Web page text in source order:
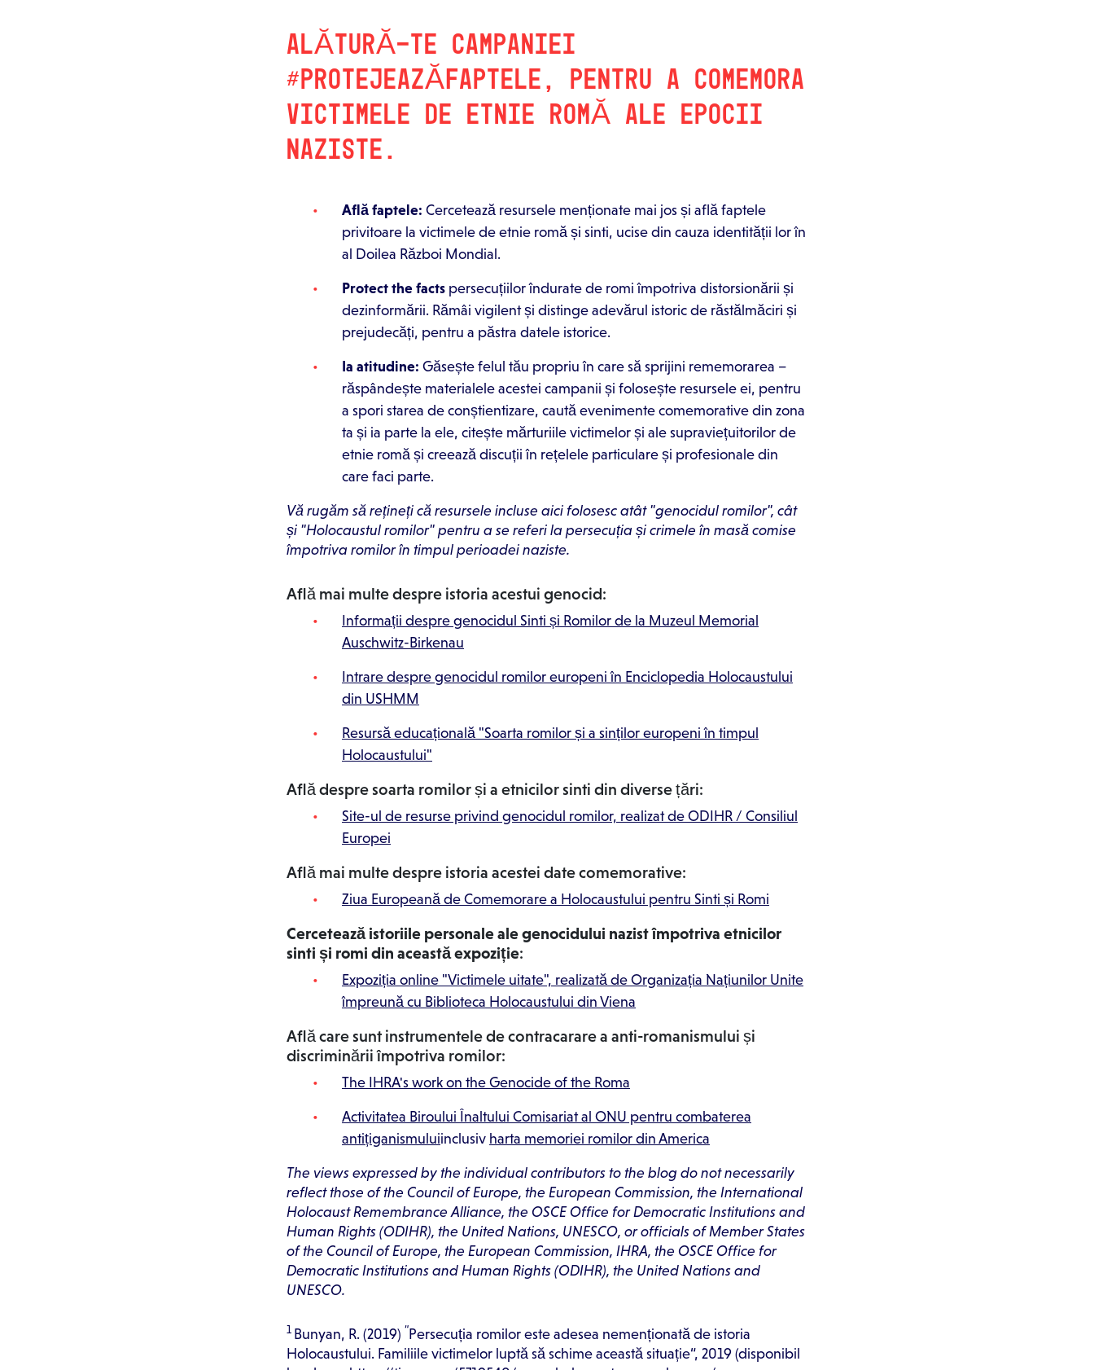
ALĂTURĂ-TE CAMPANIEI
#PROTEJEAZĂFAPTELE, PENTRU A COMEMORA
VICTIMELE DE ETNIE ROMĂ ALE EPOCII
NAZISTE.
Află faptele: Cercetează resursele menționate mai jos și află faptele
privitoare la victimele de etnie romă și sinti, ucise din cauza identității lor în
al Doilea Război Mondial.
Protect the facts persecuțiilor îndurate de romi împotriva distorsionării și
dezinformării. Rămâi vigilent și distinge adevărul istoric de răstălmăciri și
prejudecăți, pentru a păstra datele istorice.
Ia atitudine: Găsește felul tău propriu în care să sprijini rememorarea –
răspândește materialele acestei campanii și folosește resursele ei, pentru
a spori starea de conștientizare, caută evenimente comemorative din zona
ta și ia parte la ele, citește mărturiile victimelor și ale supraviețuitorilor de
etnie romă și creează discuții în rețelele particulare și profesionale din
care faci parte.
Vă rugăm să rețineți că resursele incluse aici folosesc atât "genocidul romilor", cât
și "Holocaustul romilor" pentru a se referi la persecuția și crimele în masă comise
împotriva romilor în timpul perioadei naziste.
Află mai multe despre istoria acestui genocid:
Informații despre genocidul Sinti și Romilor de la Muzeul Memorial
Auschwitz-Birkenau
Intrare despre genocidul romilor europeni în Enciclopedia Holocaustului
din USHMM
Resursă educațională "Soarta romilor și a sinților europeni în timpul
Holocaustului"
Află despre soarta romilor și a etnicilor sinti din diverse țări:
Site-ul de resurse privind genocidul romilor, realizat de ODIHR / Consiliul
Europei
Află mai multe despre istoria acestei date comemorative:
Ziua Europeană de Comemorare a Holocaustului pentru Sinti și Romi
Cercetează istoriile personale ale genocidului nazist împotriva etnicilor
sinti și romi din această expoziție:
Expoziția online "Victimele uitate", realizată de Organizația Națiunilor Unite
împreună cu Biblioteca Holocaustului din Viena
Află care sunt instrumentele de contracarare a anti-romanismului și
discriminării împotriva romilor:
The IHRA's work on the Genocide of the Roma
Activitatea Biroului Înaltului Comisariat al ONU pentru combaterea
antițiganismuluiinclusiv harta memoriei romilor din America
The views expressed by the individual contributors to the blog do not necessarily
reflect those of the Council of Europe, the European Commission, the International
Holocaust Remembrance Alliance, the OSCE Office for Democratic Institutions and
Human Rights (ODIHR), the United Nations, UNESCO, or officials of Member States
of the Council of Europe, the European Commission, IHRA, the OSCE Office for
Democratic Institutions and Human Rights (ODIHR), the United Nations and
UNESCO.‍
1 Bunyan, R. (2019) “ Persecuția romilor este adesea nemenționată de istoria
Holocaustului. Familiile victimelor luptă să schime această situație“, 2019 (disponibil